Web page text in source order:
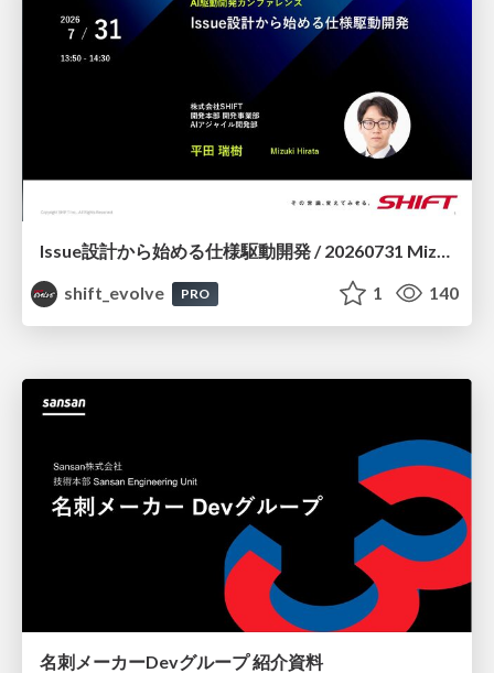
Issue設計から始める仕様駆動開発 / 20260731 Mizuki Hirata
shift_evolve
PRO 1 140
名刺メーカーDevグループ 紹介資料